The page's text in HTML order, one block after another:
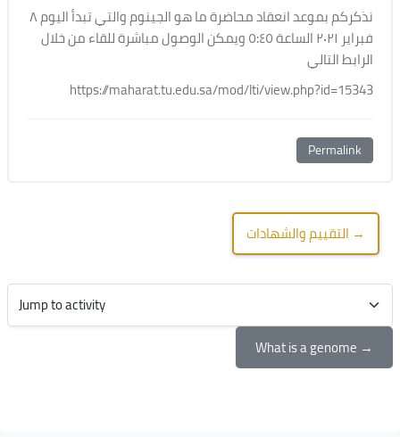
نذكركم بموعد انعقاد محاضرة ما هو الجينوم والتي تبدأ اليوم ٨
فبراير ٢٠٢١ الساعة ٥:٤٥ ويمكن الوصول مباشرة للقاء من خلال
الرابط التالي
https://maharat.tu.edu.sa/mod/lti/view.php?id=15343
Permalink
التقييم والشهادات →
Jump to activity
What is a genome →